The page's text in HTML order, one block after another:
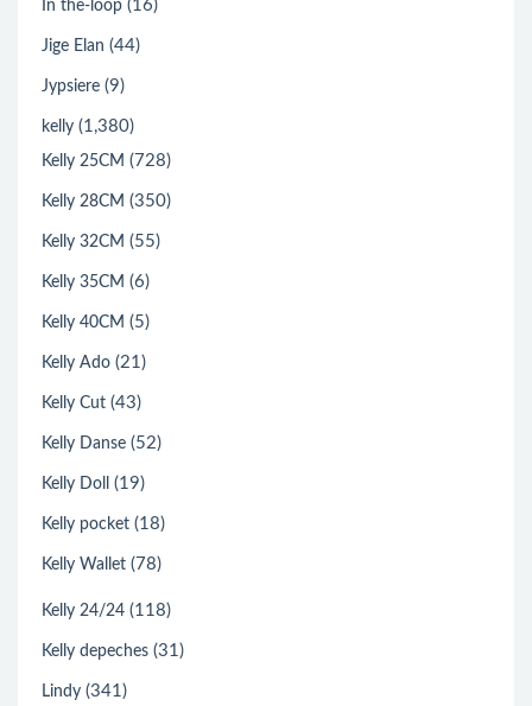
In the-loop (16)
Jige Elan (44)
Jypsiere (9)
kelly (1,380)
Kelly 25CM (728)
Kelly 28CM (350)
Kelly 32CM (55)
Kelly 35CM (6)
Kelly 40CM (5)
Kelly Ado (21)
Kelly Cut (43)
Kelly Danse (52)
Kelly Doll (19)
Kelly pocket (18)
Kelly Wallet (78)
Kelly 24/24 (118)
Kelly depeches (31)
Lindy (341)